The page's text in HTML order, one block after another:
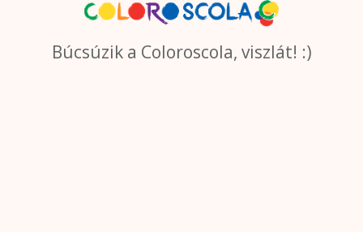
Búcsúzik a Coloroscola, viszlát! :)